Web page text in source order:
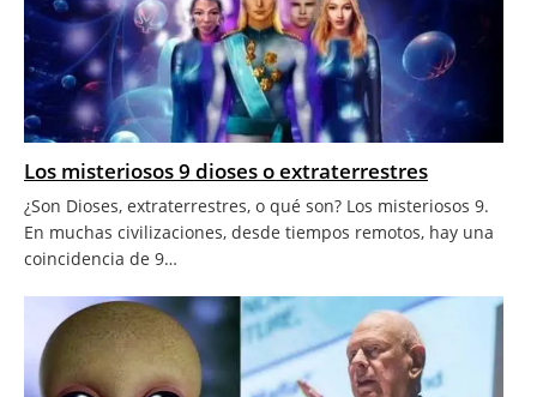
Los misteriosos 9 dioses o extraterrestres
¿Son Dioses, extraterrestres, o qué son? Los misteriosos 9.
En muchas civilizaciones, desde tiempos remotos, hay una
coincidencia de 9…